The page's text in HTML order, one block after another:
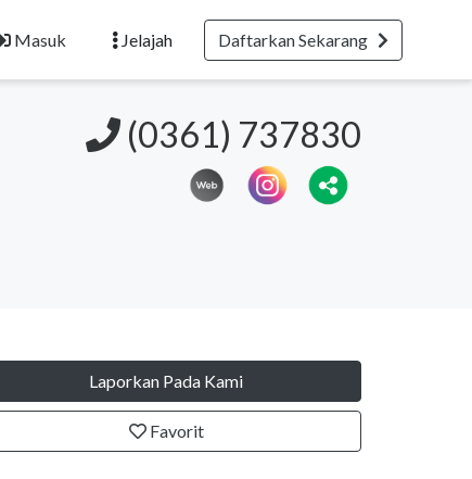
Masuk
Jelajah Daftarkan Sekarang
(0361) 737830
Laporkan Pada Kami
Favorit